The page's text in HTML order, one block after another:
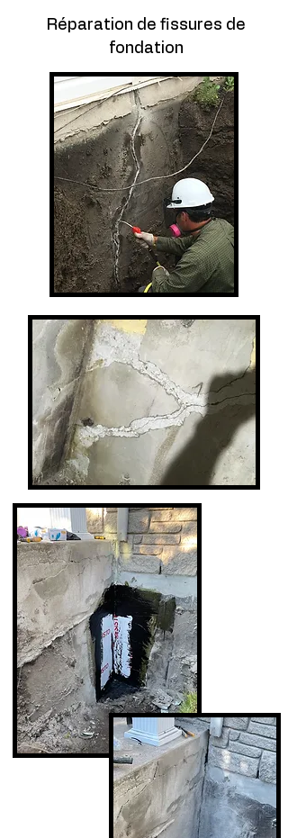
Réparation de fissures de
fondation